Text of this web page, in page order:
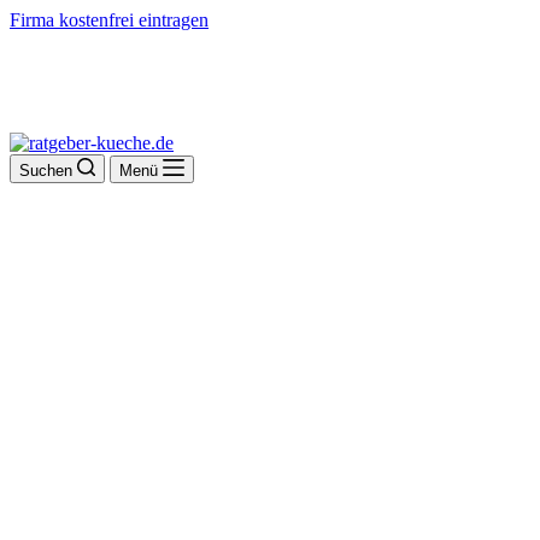
Firma kostenfrei eintragen
Suchen Menü